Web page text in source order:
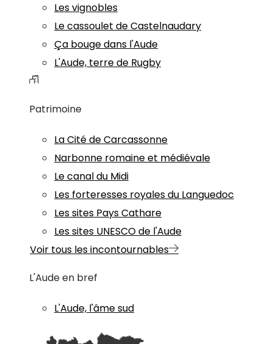
Les vignobles
Le cassoulet de Castelnaudary
Ça bouge dans l'Aude
L'Aude, terre de Rugby
Patrimoine
La Cité de Carcassonne
Narbonne romaine et médiévale
Le canal du Midi
Les forteresses royales du Languedoc
Les sites Pays Cathare
Les sites UNESCO de l'Aude
Voir tous les incontournables
L'Aude en bref
L'Aude, l'âme sud